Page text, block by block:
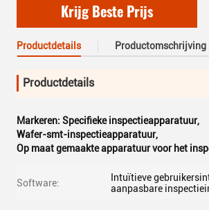
Krijg Beste Prijs
Productdetails Productomschrijving
Productdetails
Markeren: Specifieke inspectieapparatuur,
Wafer-smt-inspectieapparatuur,
Op maat gemaakte apparatuur voor het
Software:
Intuïtieve
aanpasbare